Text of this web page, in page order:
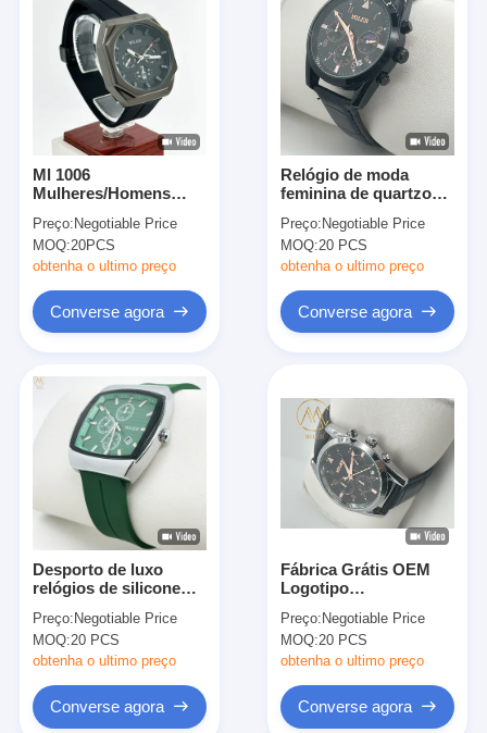
Produtos
Sobre nós
Visita à fábrica
Controle de qualidade
Contate-nos
Notícias
Ml 1006
Mulheres/Homens
silicone com três
olhos e seis agulhas
Preço: Negotiable Price
MOQ:20PCS
obtenha o ultimo preço
Converse agora
Relógio de moda
feminina de quartzo
d'água e
características
convenientes
Preço: Negotiable Price
MOQ:20 PCS
obtenha o ultimo preço
Converse agora
Desporto de luxo
relógios de silicone
pulso de quartzo
Preço: Negotiable Price
MOQ:20 PCS
obtenha o ultimo preço
Converse agora
Fábrica Grátis OEM
Logotipo
à prova d'água
Relógio de pulso para
homens
Preço: Negotiable Price
MOQ:20 PCS
obtenha o ultimo preço
Converse agora